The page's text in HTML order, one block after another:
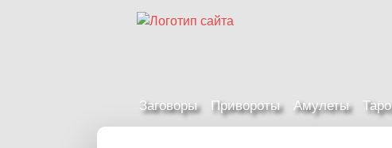
Заговоры Привороты Амулеты Таро